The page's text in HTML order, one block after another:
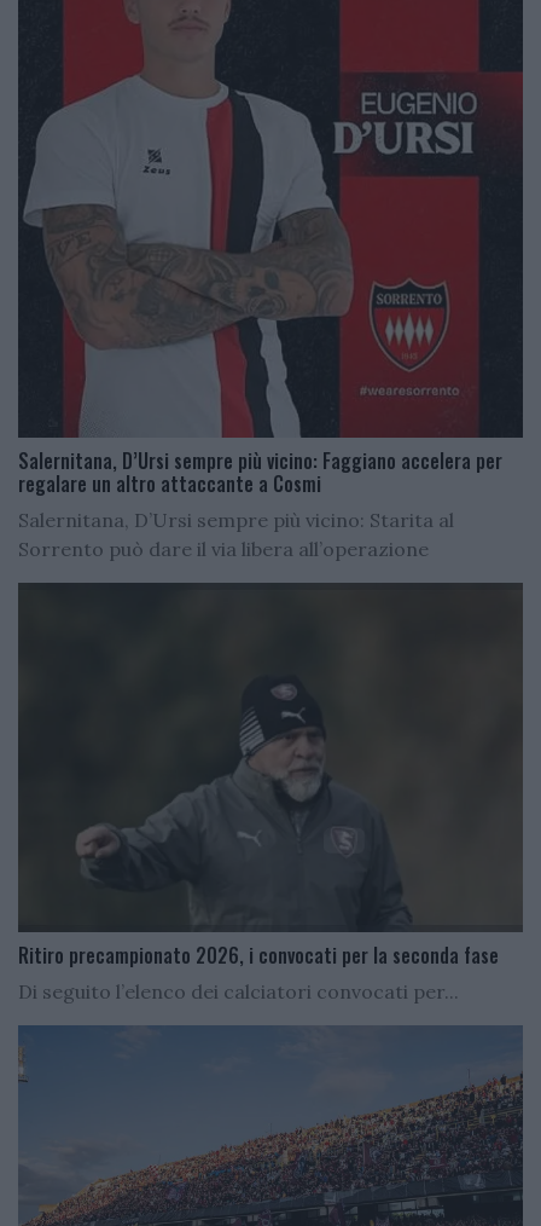
Salernitana, D’Ursi sempre più vicino: Faggiano accelera per
regalare un altro attaccante a Cosmi
Salernitana, D’Ursi sempre più vicino: Starita al
Sorrento può dare il via libera all’operazione
Ritiro precampionato 2026, i convocati per la seconda fase
Di seguito l’elenco dei calciatori convocati per...